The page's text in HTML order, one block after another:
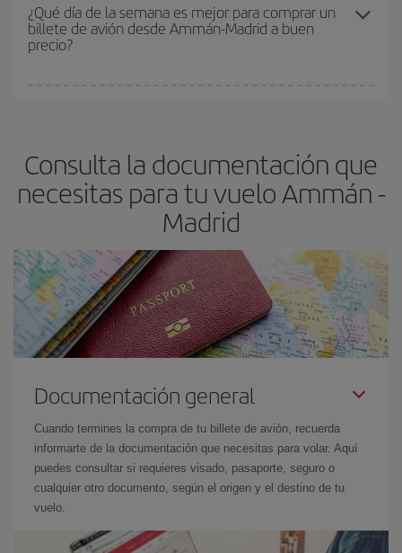
precio según tus necesidades de viaje. La tarifa básica, te
asegura el vuelo más barato.
¿Qué día de la semana es mejor para comprar un
billete de avión desde Ammán-Madrid a buen
precio?
avión más baratos te saldrán. Además, si buscas los vuelos con
las fechas y los horarios del viaje un poco abiertos, podráselegir
el precio más barato.
Consulta la documentación que
necesitas para tu vuelo Ammán -
Madrid
Documentación general
Cuando termines la compra de tu billete de avión, recuerda
informarte de la documentación que necesitas para volar. Aquí
puedes consultar si requieres visado, pasaporte, seguro o
cualquier otro documento, según el origen y el destino de tu
vuelo.